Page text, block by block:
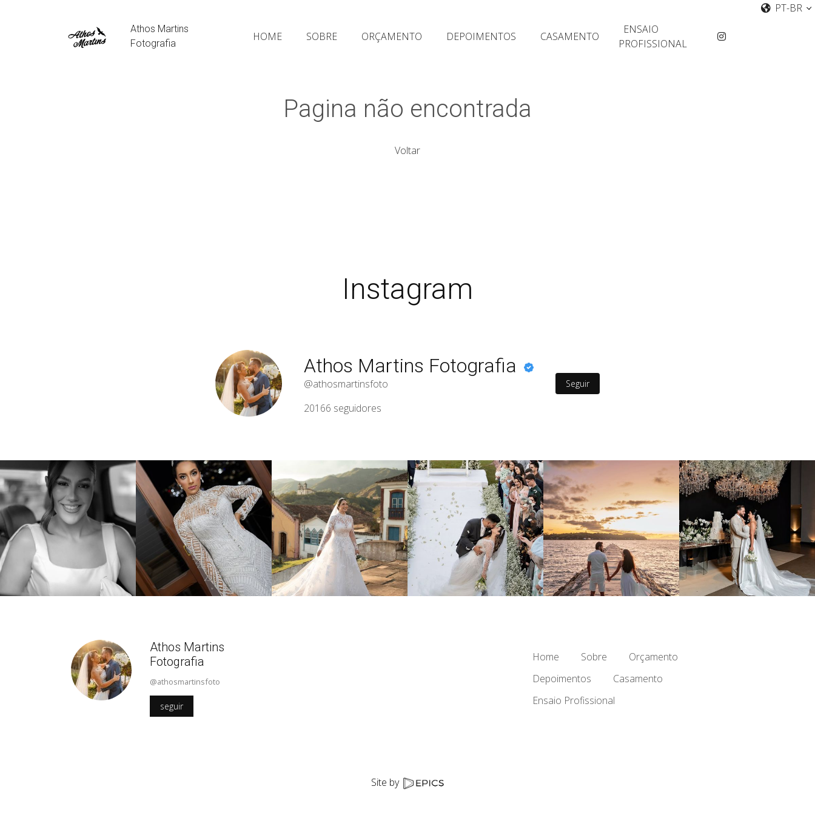
Athos Martins
Fotografia
HOME SOBRE ORÇAMENTO DEPOIMENTOS CASAMENTO
ENSAIO
PROFISSIONAL
PT-BR
Pagina não encontrada
Voltar
Instagram
Athos Martins Fotografia
@athosmartinsfoto
20166 seguidores
Seguir
Athos Martins
Fotografia
@athosmartinsfoto
seguir
Home Sobre
Orçamento
Depoimentos
Casamento
Ensaio Profissional
Site by